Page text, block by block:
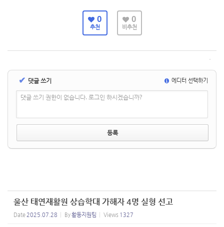
0
추천
0
비추천
✔ 댓글 쓰기 에디터 선택하기
댓글 쓰기 권한이 없습니다. 로그인 하시겠습니까?
울산 태연재활원 상습학대 가해자 4명 실형 선고
Date 2025.07.28 By활동지원팀 Views 1327